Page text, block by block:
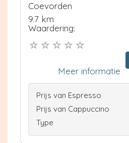
Coevorden
9.7 km
Waardering:
Meer informatie
Prijs van Espresso
Prijs van Cappuccino
Type